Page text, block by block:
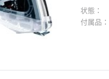
状態：
付属品：